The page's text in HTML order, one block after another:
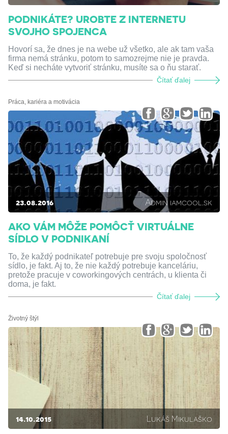
PODNIKÁTE? UROBTE Z INTERNETU
SVOJHO SPOJENCA
Hovorí sa, že dnes je na webe už všetko, ale ak tam vaša
firma nemá stránku, potom to samozrejme nie je pravda.
Keď si necháte vytvoriť stránku, musíte sa o ňu starať.
Čítať ďalej
Práca, kariéra a motivácia
23.08.2016 Admin iamcool.sk
AKO VÁM MÔŽE POMÔCŤ VIRTUÁLNE
SÍDLO V PODNIKANÍ
To, že každý podnikateľ potrebuje pre svoju spoločnosť
sídlo, je fakt. Aj to, že nie každý potrebuje kanceláriu,
pretože pracuje v coworkingových centrách, u klienta či
doma, je fakt.
Čítať ďalej
Životný štýl
14.10.2015 Lukáš Mikulaško